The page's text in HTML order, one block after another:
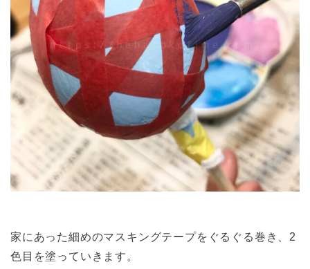
家にあった細めのマスキングテープをぐるぐる巻き、2
色目を塗っていきます。